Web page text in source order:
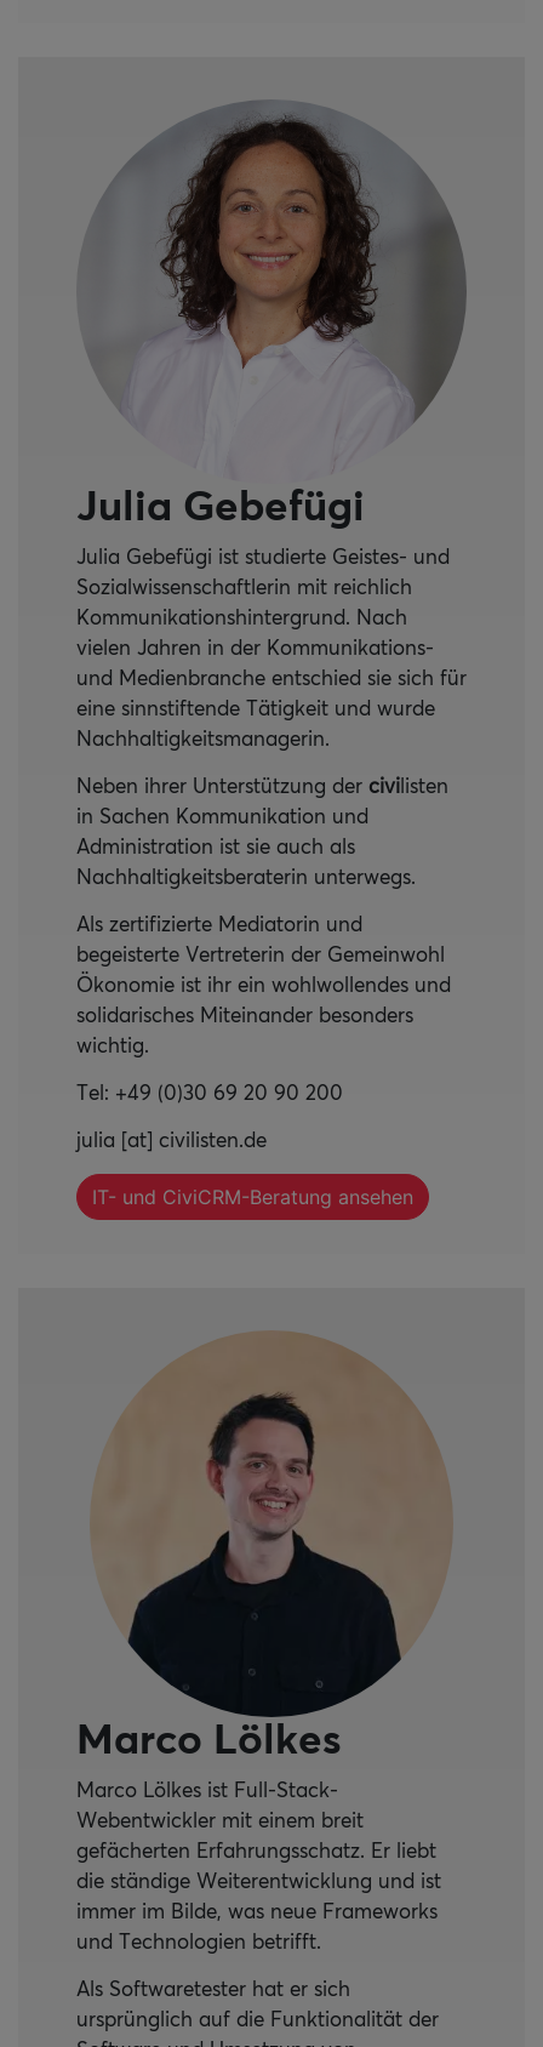
Julia Gebefügi
Julia Gebefügi ist studierte Geistes- und
Sozialwissenschaftlerin mit reichlich
Kommunikationshintergrund. Nach
vielen Jahren in der Kommunikations-
und Medienbranche entschied sie sich für
eine sinnstiftende Tätigkeit und wurde
Nachhaltigkeitsmanagerin.
Neben ihrer Unterstützung der civilisten
in Sachen Kommunikation und
Administration ist sie auch als
Nachhaltigkeitsberaterin unterwegs.
Als zertifizierte Mediatorin und
begeisterte Vertreterin der Gemeinwohl
Ökonomie ist ihr ein wohlwollendes und
solidarisches Miteinander besonders
wichtig.
Tel: +49 (0)30 69 20 90 200
julia [at] civilisten.de
IT- und CiviCRM-Beratung ansehen
Marco Lölkes
Marco Lölkes ist Full-Stack-
Webentwickler mit einem breit
gefächerten Erfahrungsschatz. Er liebt
die ständige Weiterentwicklung und ist
immer im Bilde, was neue Frameworks
und Technologien betrifft.
Als Softwaretester hat er sich
ursprünglich auf die Funktionalität der